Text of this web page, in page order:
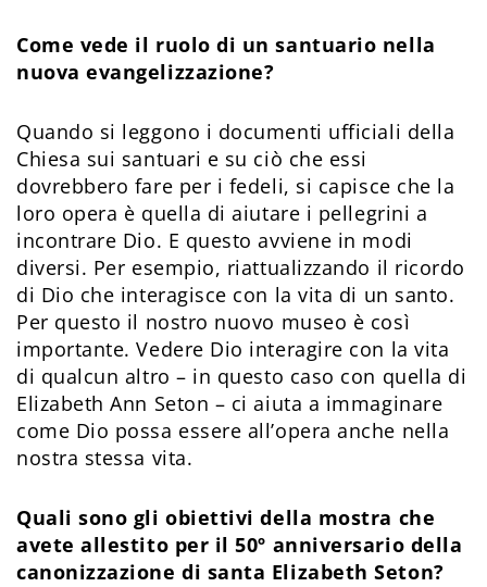
Come vede il ruolo di un santuario nella
nuova evangelizzazione?
Quando si leggono i documenti ufficiali della
Chiesa sui santuari e su ciò che essi
dovrebbero fare per i fedeli, si capisce che la
loro opera è quella di aiutare i pellegrini a
incontrare Dio. E questo avviene in modi
diversi. Per esempio, riattualizzando il ricordo
di Dio che interagisce con la vita di un santo.
Per questo il nostro nuovo museo è così
importante. Vedere Dio interagire con la vita
di qualcun altro – in questo caso con quella di
Elizabeth Ann Seton – ci aiuta a immaginare
come Dio possa essere all’opera anche nella
nostra stessa vita.
Quali sono gli obiettivi della mostra che
avete allestito per il 50º anniversario della
canonizzazione di santa Elizabeth Seton?